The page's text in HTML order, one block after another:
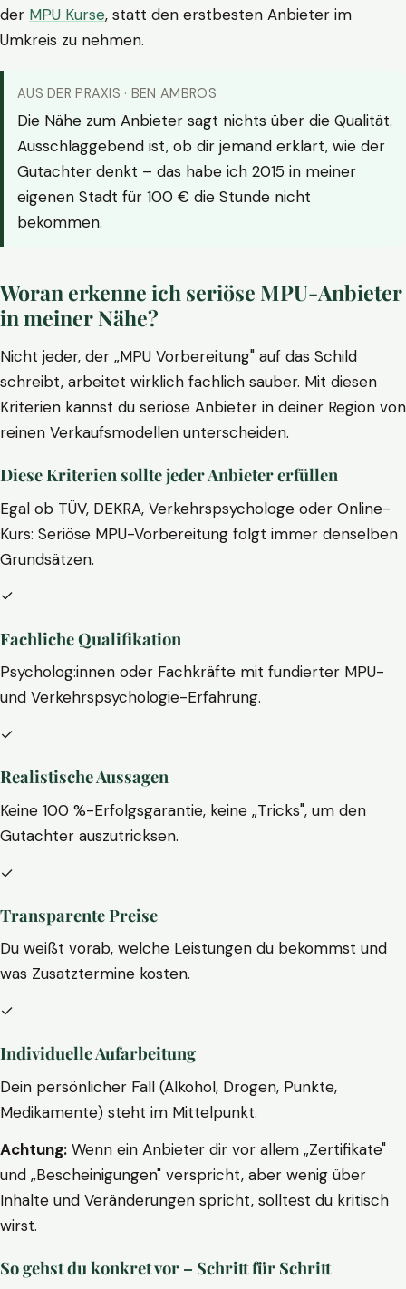
der MPU Kurse, statt den erstbesten Anbieter im
Umkreis zu nehmen.
AUS DER PRAXIS · BEN AMBROS
Die Nähe zum Anbieter sagt nichts über die Qualität.
Ausschlaggebend ist, ob dir jemand erklärt, wie der
Gutachter denkt – das habe ich 2015 in meiner
eigenen Stadt für 100 € die Stunde nicht
bekommen.
Woran erkenne ich seriöse MPU-Anbieter
in meiner Nähe?
Nicht jeder, der „MPU Vorbereitung" auf das Schild
schreibt, arbeitet wirklich fachlich sauber. Mit diesen
Kriterien kannst du seriöse Anbieter in deiner Region von
reinen Verkaufsmodellen unterscheiden.
Diese Kriterien sollte jeder Anbieter erfüllen
Egal ob TÜV, DEKRA, Verkehrspsychologe oder Online-
Kurs: Seriöse MPU-Vorbereitung folgt immer denselben
Grundsätzen.
✓
Fachliche Qualifikation
Psycholog:innen oder Fachkräfte mit fundierter MPU-
und Verkehrspsychologie-Erfahrung.
✓
Realistische Aussagen
Keine 100 %-Erfolgsgarantie, keine „Tricks", um den
Gutachter auszutricksen.
✓
Transparente Preise
Du weißt vorab, welche Leistungen du bekommst und
was Zusatztermine kosten.
✓
Individuelle Aufarbeitung
Dein persönlicher Fall (Alkohol, Drogen, Punkte,
Medikamente) steht im Mittelpunkt.
Achtung: Wenn ein Anbieter dir vor allem „Zertifikate"
und „Bescheinigungen" verspricht, aber wenig über
Inhalte und Veränderungen spricht, solltest du kritisch
wirst.
So gehst du konkret vor – Schritt für Schritt